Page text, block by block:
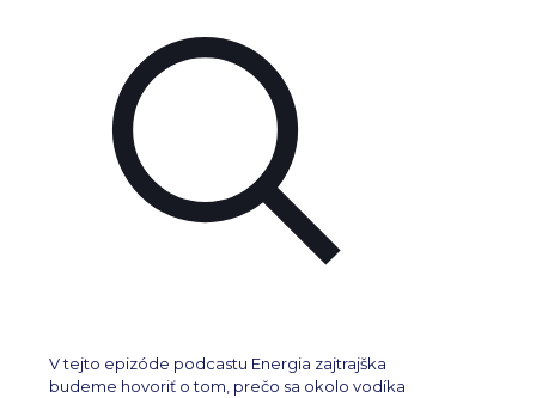
V tejto epizóde podcastu Energia zajtrajška
budeme hovoriť o tom, prečo sa okolo vodíka